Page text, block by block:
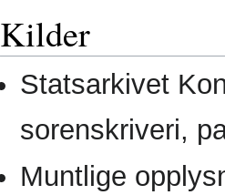
Kilder
Statsarkivet
sorenskriveri,
Muntlige